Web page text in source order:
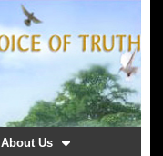
About Us